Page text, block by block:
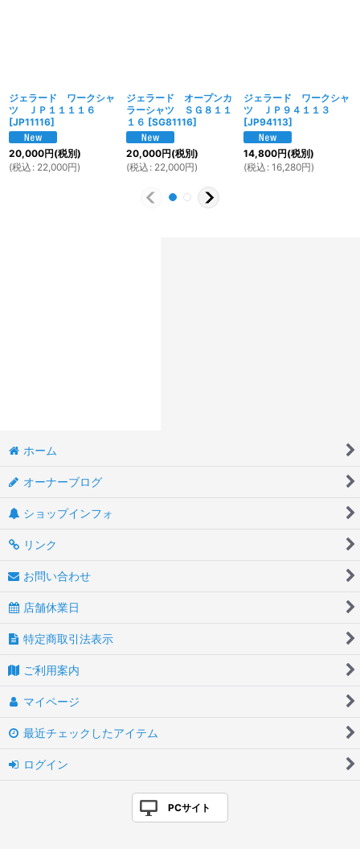
ジェラード ワークシャ
ツ ＪＰ１１１１６
[JP11116]
20,000円(税別)
(税込 : 22,000円)
ジェラード オープンカ
ラーシャツ ＳＧ８１１
１６ [SG81116]
20,000円(税別)
(税込 : 22,000円)
ジェラード ワークシャ
ツ ＪＰ９４１１３
[JP94113]
14,800円(税別)
(税込 : 16,280円)
ホーム
オーナーブログ
ショップインフォ
リンク
お問い合わせ
店舗休業日
特定商取引法表示
ご利用案内
マイページ
最近チェックしたアイテム
ログイン
PCサイト